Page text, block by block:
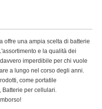
offre una ampia scelta di batterie
e la qualità dei
imperdibile per chi vuole
a lungo nel corso degli anni.
come portatile
Batterie per cellulari.